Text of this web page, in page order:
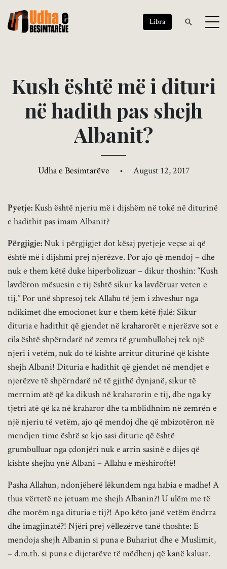
Libra
Kush është më i dituri
nëhadith pas shejh
Albanit?
Udha e Besimtarëve • August 12, 2017
Pyetje:Kush është njeriu më i dijshëm në tokë në diturinë
e hadithit pas imam Albanit?
Përgjigje:Nuk i përgjigjet dot kësaj pyetjeje veçse ai që
është më i dijshmi prej njerëzve. Por ajo që mendoj – dhe
nuk e them këtë duke hiperbolizuar – dikur thoshin: “Kush
lavdëron mësuesin e tij është sikur ka lavdëruar veten e
tij.” Por unë shpresoj tek Allahu të jem i zhveshur nga
ndikimet dhe emocionet kur e them këtë fjalë: Sikur
dituria e hadithit që gjendet në kraharorët e njerëzve sot e
cila është shpërndarë në zemra të grumbullohej tek një
njeri i vetëm, nuk do të kishte arritur diturinë që kishte
shejh Albani! Dituria e hadithit që gjendet në mendjet e
njerëzve të shpërndarë në të gjithë dynjanë, sikur të
merrnim atë që ka dikush në kraharorin e tij, dhe nga ky
tjetri atë që ka në kraharor dhe ta mblidhnim në zemrën e
një njeriu të vetëm, ajo që mendoj dhe që mbizotëron në
mendjen time është se kjo sasi diturie që është
grumbulluar nga çdonjëri nuk e arrin sasinë e dijes që
kishte shejhu ynë Albani – Allahu e mëshiroftë!
Pasha Allahun, ndonjëherë lëkundem nga habia e madhe! A
thua vërtetë ne jetuam me shejh Albanin?! U ulëm me të
dhe morëm nga dituria e tij?! Apo këto janë vetëm ëndrra
dhe imagjinatë?! Njëri prej vëllezërve tanë thoshte: E
mendoja shejh Albanin si puna e Buhariut dhe e Muslimit,
– d.m.th. si puna e dijetarëve të mëdhenj që kanë kaluar.